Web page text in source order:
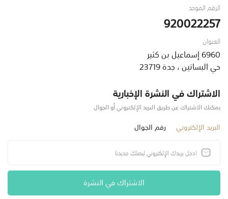
الرقم الموحد
920022257
العنوان
6960 إسماعيل بن كثير
حي البساتين ، جدة 23719
الاشتراك في النشرة الإخبارية
يمكنك الاشتراك عن طريق البريد الإلكتروني أو الجوال
البريد الإلكتروني رقم الجوال
الاشتراك في النشرة